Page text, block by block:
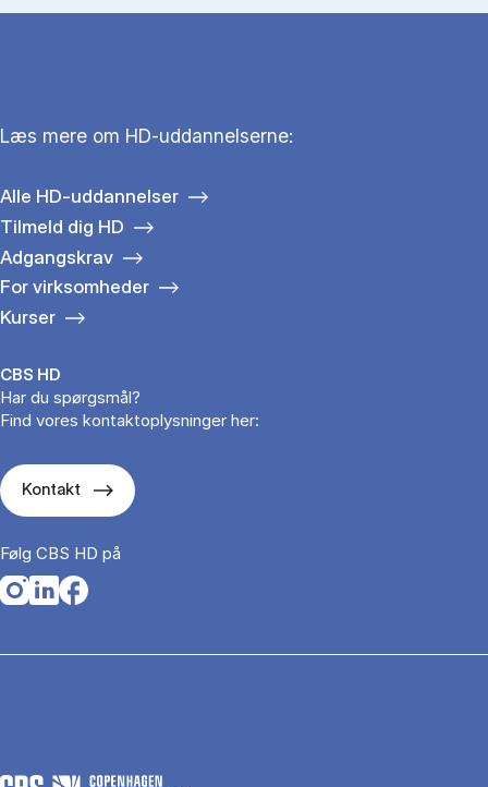
Læs mere om HD-uddannelserne:
Alle HD-uddannelser
Tilmeld dig HD
Adgangskrav
For virksomheder
Kurser
CBS HD
Har du spørgsmål?
Find vores kontaktoplysninger her:
Kontakt
Følg CBS HD på
Opens in a new tab
Opens in a new tab
Opens in a new tab